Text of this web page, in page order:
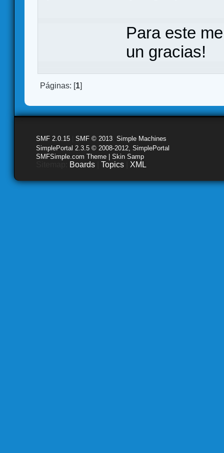
Para este
un gracias!
Páginas: [1]
SMF 2.0.15 SMF © 2013 Simple Machines
SimplePortal 2.3.5 © 2008-2012, SimplePortal
SMFSimple.com Theme | Skin Samp
Boards Topics XML